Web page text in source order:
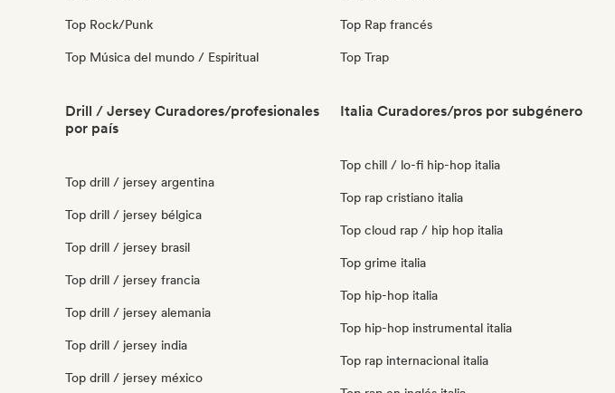
Top Rock/Punk
Top Música del mundo / Espiritual
Top Rap francés
Top Trap
Drill / Jersey Curadores/profesionales
por país
Top drill / jersey argentina
Top drill / jersey bélgica
Top drill / jersey brasil
Top drill / jersey francia
Top drill / jersey alemania
Top drill / jersey india
Top drill / jersey méxico
Italia Curadores/pros por subgénero
Top chill / lo-fi hip-hop italia
Top rap cristiano italia
Top cloud rap / hip hop italia
Top grime italia
Top hip-hop italia
Top hip-hop instrumental italia
Top rap internacional italia